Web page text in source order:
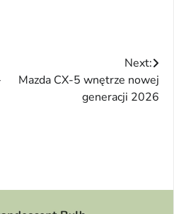
Next:
Mazda CX-5 wnętrze nowej
generacji 2026